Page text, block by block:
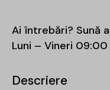
Ai întrebări? Sună
Luni – Vineri
Descriere